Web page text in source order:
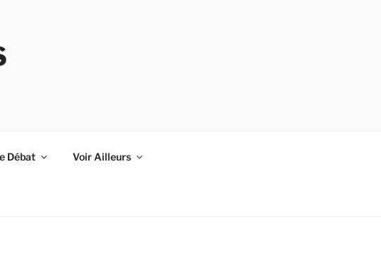
Débat Voir Ailleurs